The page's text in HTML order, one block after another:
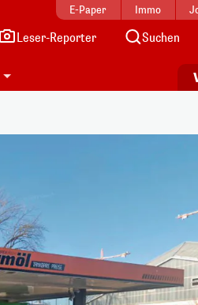
E-Paper Immo
Leser-Reporter Suchen